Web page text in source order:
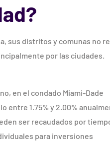
sus distritos y comunas no
por las ciudades.
en el condado Miami-Dade
entre 1.75% y 2.00%
ser recaudados por
para inversiones